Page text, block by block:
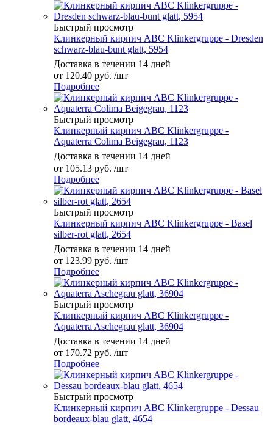
Быстрый просмотр
Клинкерный кирпич ABC Klinkergruppe - Dresden
schwarz-blau-bunt glatt, 5954
Доставка в течении 14 дней
от 120.40 руб. /шт
Подробнее
Быстрый просмотр
Клинкерный кирпич ABC Klinkergruppe -
Aquaterra Colima Beigegrau, 1123
Доставка в течении 14 дней
от 105.13 руб. /шт
Подробнее
Быстрый просмотр
Клинкерный кирпич ABC Klinkergruppe - Basel
silber-rot glatt, 2654
Доставка в течении 14 дней
от 123.99 руб. /шт
Подробнее
Быстрый просмотр
Клинкерный кирпич ABC Klinkergruppe -
Aquaterra Aschegrau glatt, 36904
Доставка в течении 14 дней
от 170.72 руб. /шт
Подробнее
Быстрый просмотр
Клинкерный кирпич ABC Klinkergruppe - Dessau
bordeaux-blau glatt, 4654